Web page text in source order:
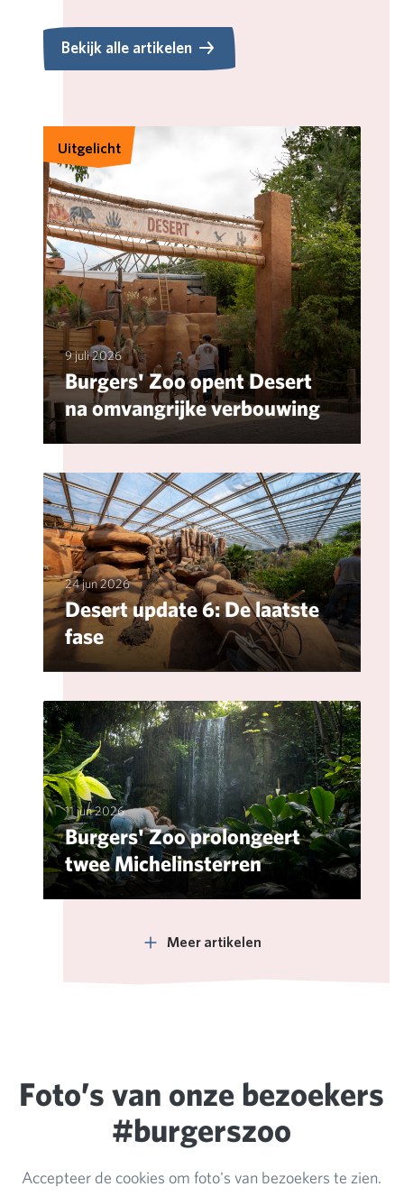
Bekijk alle artikelen
9 juli 2026
Burgers' Zoo opent Desert
na omvangrijke verbouwing
Uitgelicht
24 jun 2026
Desert update 6: De laatste
fase
11 jun 2026
Burgers' Zoo prolongeert
twee Michelinsterren
Meer artikelen
Foto’s van onze bezoekers
#burgerszoo
Accepteer de cookies om foto's van bezoekers te zien.